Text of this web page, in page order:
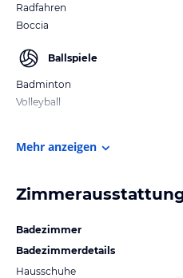
Radfahren
Boccia
Ballspiele
Badminton
Volleyball
Mehr anzeigen
Badezimmer
Badezimmerdetails
Hausschuhe